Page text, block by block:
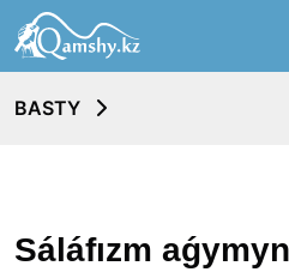
BASTY
Sáláfızm